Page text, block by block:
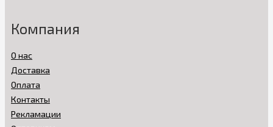
Компания
О нас
Доставка
Оплата
Контакты
Рекламации